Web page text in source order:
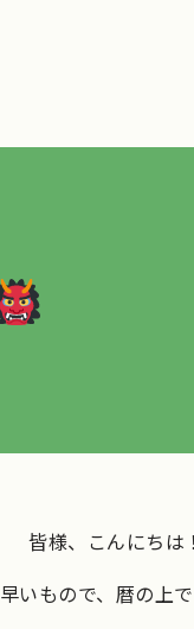
皆様、こんにちは！
いもので、暦の上